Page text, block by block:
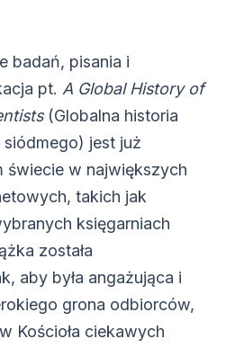
badań, pisania i
pt. A Global History of
(Globalna historia
jest już
świecie w największych
takich jak
księgarniach
została
aby była angażująca i
grona odbiorców,
Kościoła ciekawych